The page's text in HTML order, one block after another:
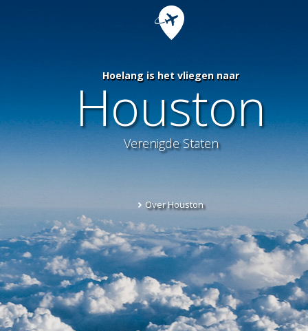
Hoelang is het vliegen naar
Houston
Verenigde Staten
Over Houston